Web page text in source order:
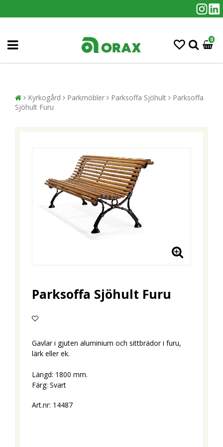
0
Kyrkogård Parkmöbler Parksoffa Sjöhult
Parksoffa
Sjöhult Furu
Parksoffa Sjöhult Furu
Gavlar i gjuten aluminium och sittbrädor i furu,
lärk eller ek.
Längd: 1800 mm.
Färg: Svart
Art.nr: 14487